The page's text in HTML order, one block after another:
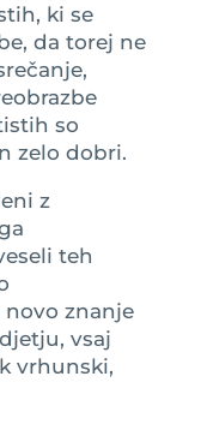
ki se
da torej ne
so
zelo dobri.
z
teh
novo znanje
vsaj
vrhunski,